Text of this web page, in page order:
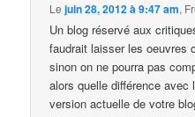
Lejuin 28, 2012 à 9:47 am,
Un blog réservé aux
faudrait laisser les oeuvres
sinon on ne pourra pas
alors quelle différence avec
version actuelle de votre